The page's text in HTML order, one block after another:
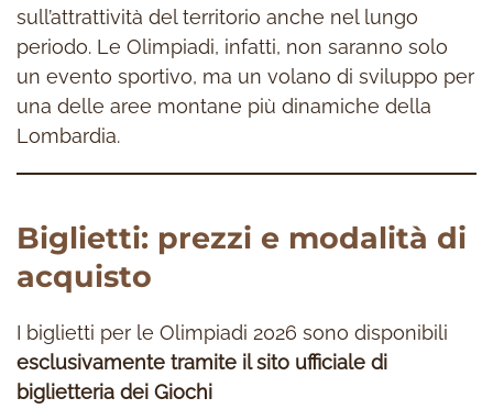
sull’attrattività del territorio anche nel lungo
periodo. Le Olimpiadi, infatti, non saranno solo
un evento sportivo, ma un volano di sviluppo per
una delle aree montane più dinamiche della
Lombardia.
Biglietti: prezzi e modalità di
acquisto
I biglietti per le Olimpiadi 2026 sono disponibili
esclusivamente tramite il sito ufficiale di
biglietteria dei Giochi